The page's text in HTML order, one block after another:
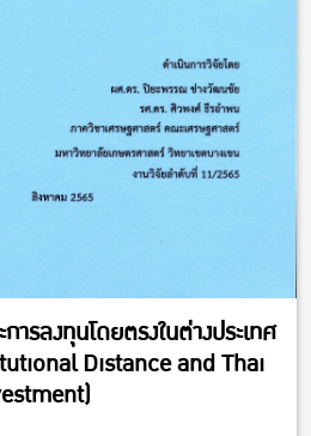
ารลงทุนโดยตรงในต่างประเทศ
Distance and Thai